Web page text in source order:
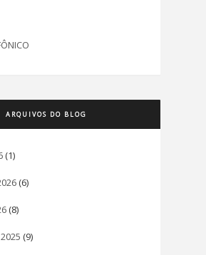
ARQUIVOS DO BLOG
(1)
(6)
(8)
(9)